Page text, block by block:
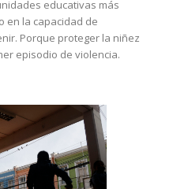
educativas más
en la capacidad de
Porque proteger la niñez
episodio de violencia.